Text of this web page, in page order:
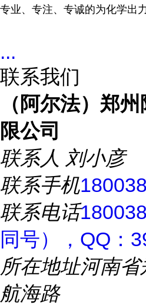
专业、专注、专诚的为化学出力
...
联系我们
（阿尔法）郑
限公司
联系人 刘小彦
联系手机
联系电话
同号），QQ：
所在地址河南省
航海路